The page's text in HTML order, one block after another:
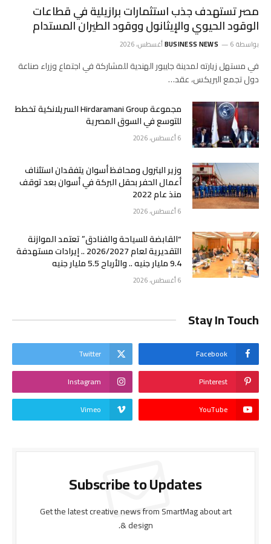
مصر تستهدف جذب استثمارات برازيلية في قطاعات
الوقود الحيوي والإيثانول ووقود الطيران المستدام
بواسطة BUSINESS NEWS 6 أغسطس، 2026
في مستهل زيارته لمدينة جايبور الهندية للمشاركة في اجتماع وزراء صناعة
دول تجمع البريكس، عقد…
مجموعة Hirdaramani Group السريلانكية تخطط
للتوسع في السوق المصرية
6 أغسطس، 2026
وزير البترول ومحافظ أسوان يتفقدان استئناف
أعمال الحفر بحقل البركة في أسوان بعد توقف
منذ عام 2022
6 أغسطس، 2026
“القابضة للسياحة والفنادق” تعتمد الموازنة
التقديرية لعام 2026/2027 .. إيرادات مستهدفة
9.4 مليار جنيه .. والأرباح 5.5 مليار جنيه
6 أغسطس، 2026
Stay In Touch
Facebook
Twitter
Pinterest
Instagram
YouTube
Vimeo
Subscribe to Updates
Get the latest creative news from SmartMag about art
& design.